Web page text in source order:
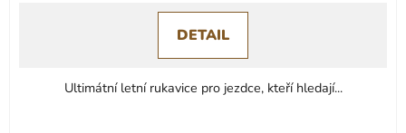
0,0
z
DETAIL
Ultimátní letní rukavice pro jezdce, kteří hledají...